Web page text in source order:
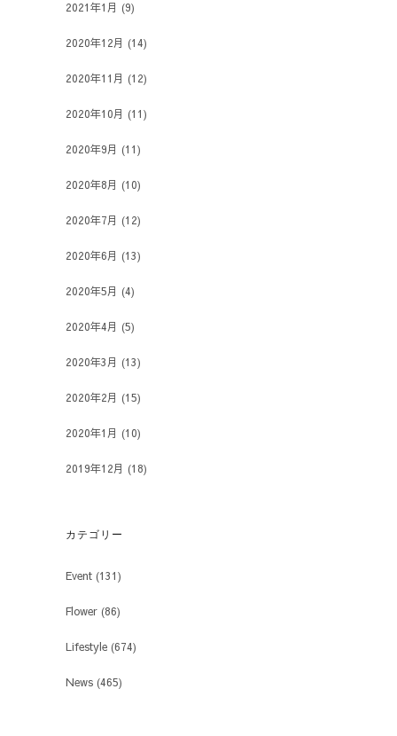
2021年1月 (9)
2020年12月 (14)
2020年11月 (12)
2020年10月 (11)
2020年9月 (11)
2020年8月 (10)
2020年7月 (12)
2020年6月 (13)
2020年5月 (4)
2020年4月 (5)
2020年3月 (13)
2020年2月 (15)
2020年1月 (10)
2019年12月 (18)
カテゴリー
Event (131)
Flower (86)
Lifestyle (674)
News (465)